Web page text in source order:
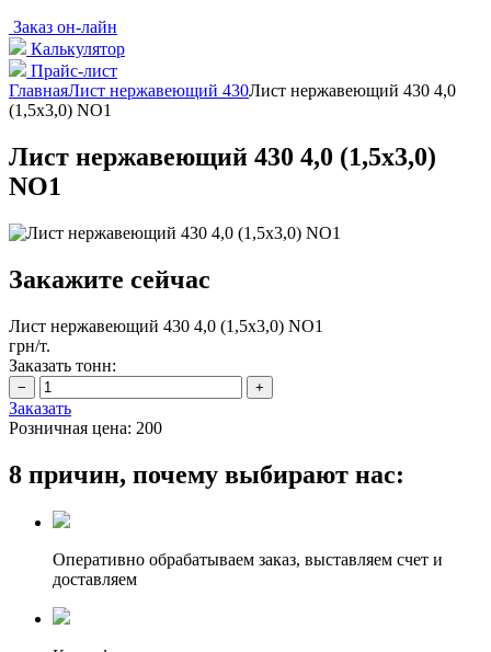
Заказ он-лайн
Калькулятор
Прайс-лист
ГлавнаяЛист нержавеющий 430Лист нержавеющий 430 4,0
(1,5х3,0) NO1
Лист нержавеющий 430 4,0 (1,5х3,0)
NO1
Закажите сейчас
Лист нержавеющий 430 4,0 (1,5х3,0) NO1
грн/т.
Заказать тонн:
Заказать
Розничная цена: 200
8 причин, почему выбирают нас:
Оперативно обрабатываем заказ, выставляем счет и
доставляем